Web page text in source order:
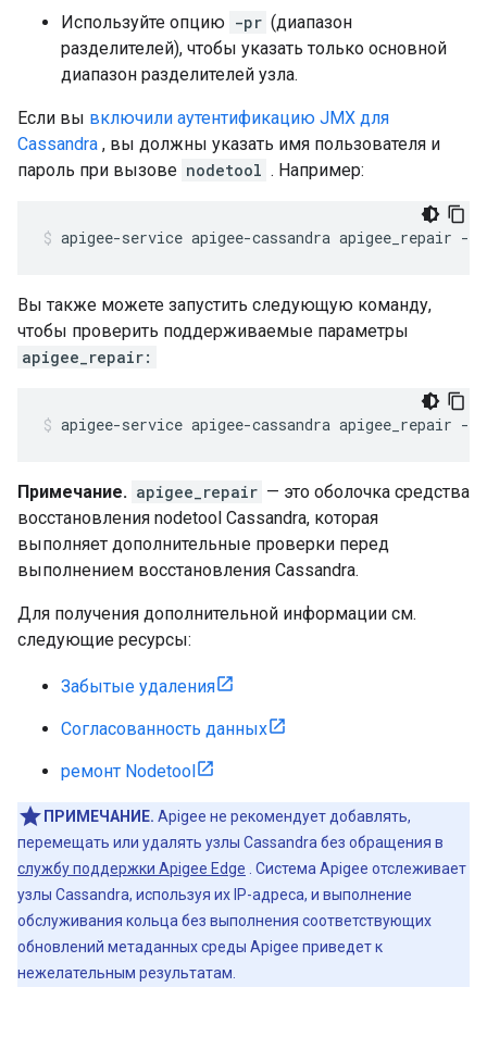
Используйте опцию -pr (диапазон
разделителей), чтобы указать только основной
диапазон разделителей узла.
Если вы включили аутентификацию JMX для
Cassandra , вы должны указать имя пользователя и
пароль при вызове nodetool . Например:
apigee-service apigee-cassandra apigee_repair -u
Вы также можете запустить следующую команду,
чтобы проверить поддерживаемые параметры
apigee_repair:
apigee-service apigee-cassandra apigee_repair -h
Примечание. apigee_repair — это оболочка средства
восстановления nodetool Cassandra, которая
выполняет дополнительные проверки перед
выполнением восстановления Cassandra.
Для получения дополнительной информации см.
следующие ресурсы:
Забытые удаления
Согласованность данных
ремонт Nodetool
ПРИМЕЧАНИЕ. Apigee не рекомендует добавлять,
перемещать или удалять узлы Cassandra без обращения в
службу поддержки Apigee Edge . Система Apigee отслеживает
узлы Cassandra, используя их IP-адреса, и выполнение
обслуживания кольца без выполнения соответствующих
обновлений метаданных среды Apigee приведет к
нежелательным результатам.